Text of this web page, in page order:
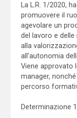
La L.R. 1/2020,
promuovere il
agevolare un
del lavoro e
alla
all’autonomia
Viene approvato
manager,
percorso
Determinazione